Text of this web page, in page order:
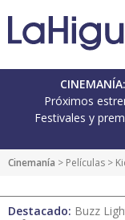
CINEMANÍA:
Próximos
Festivales y
Cinemanía > Películas >
Destacado: Buzz